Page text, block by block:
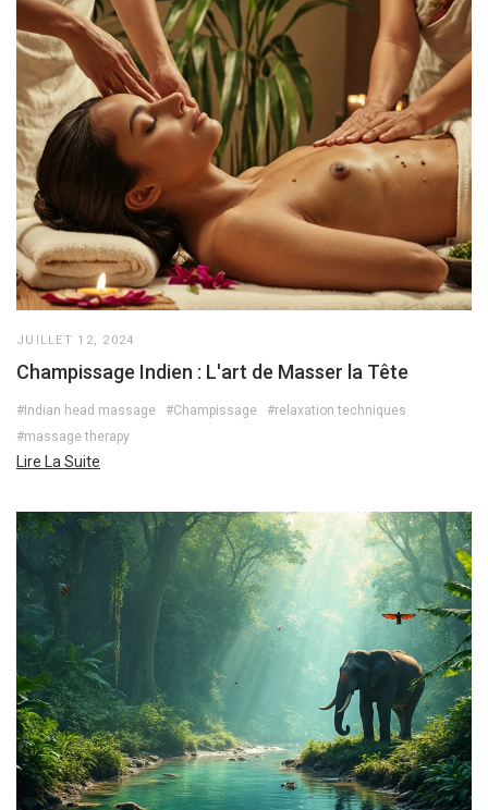
JUILLET 12, 2024
Champissage Indien : L'art de Masser la Tête
#Indian head massage #Champissage
#relaxation techniques
#massage therapy
Lire La Suite